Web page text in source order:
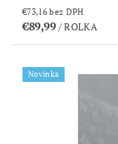
€73,16 bez DPH
€89,99/ ROLKA
Novinka